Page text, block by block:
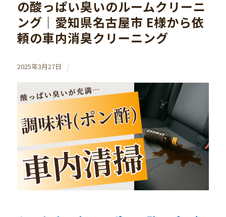
の酸っぱい臭いのルームクリーニ
ング｜愛知県名古屋市 E様から依
頼の車内消臭クリーニング
2025年3月27日 /